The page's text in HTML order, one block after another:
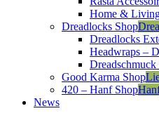
Home &
Dreadlocks Shop
Dreadlocks
Headwraps –
Good Karma Shop
420 – Hanf Shop
News